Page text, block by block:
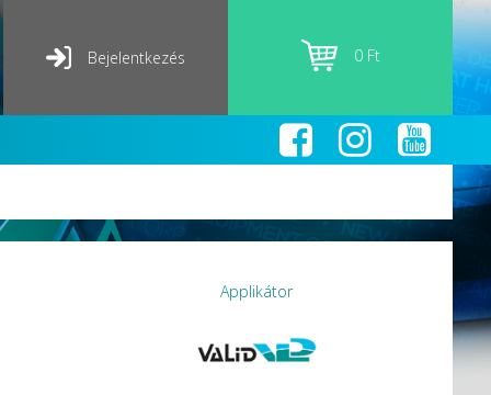
Bejelentkezés 0 Ft
Applikátor